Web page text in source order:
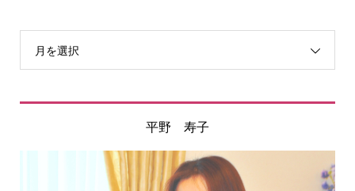
月を選択
平野 寿子